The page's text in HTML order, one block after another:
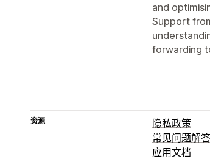
and
Support
forwarding
资源
隐私政策
常见问题解答
应用文档